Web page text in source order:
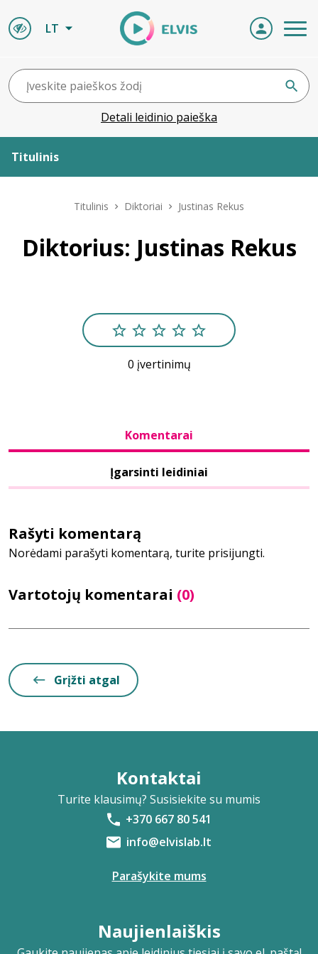
LT
Detali leidinio paieška
Titulinis
Leidiniai
+370 667 80 541
Titulinis Diktoriai Justinas Rekus
Diktorius: Justinas Rekus
0 įvertinimų
Komentarai
Įgarsinti leidiniai
Vartotojų komentarai (0)
Rašyti komentarą
Norėdami parašyti komentarą, turite prisijungti.
Grįžti atgal
Kontaktai
Turite klausimų? Susisiekite su mumis
+370 667 80 541
info@elvislab.lt
Parašykite mums
Naujienlaiškis